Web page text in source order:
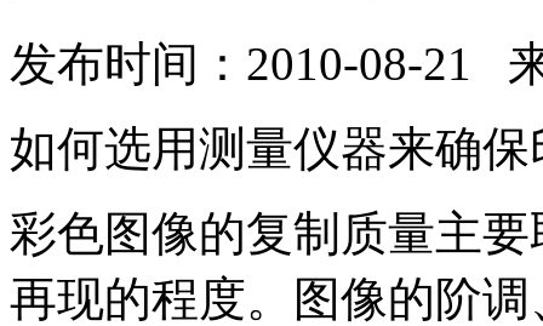
发布时间：2010-08-21
如何选用测量仪器来确
彩色图像的复制质量主
再现的程度。图像的阶